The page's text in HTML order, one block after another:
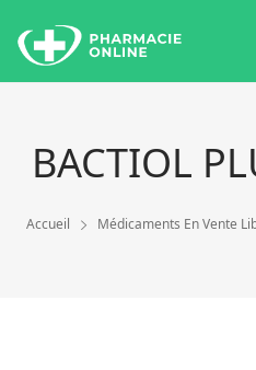
BACTIOL
Accueil Médicaments En Vente